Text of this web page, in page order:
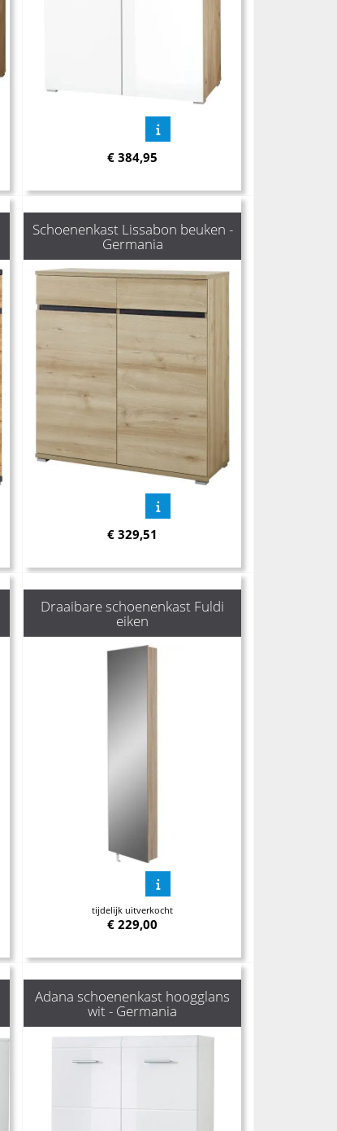
€384,95
Schoenenkast Lissabon beuken -
Germania
€329,51
Draaibare schoenenkast Fuldi
eiken
tijdelijk uitverkocht
€229,00
Adana schoenenkast hoogglans
wit - Germania